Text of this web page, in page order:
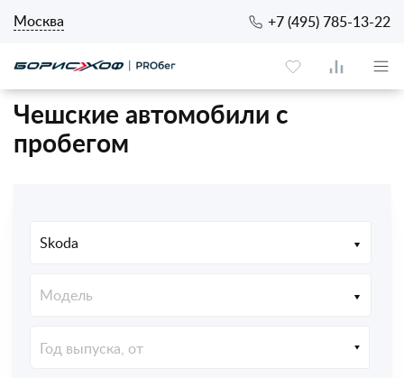
Москва +7 (495) 785-13-22
Чешские автомобили с
пробегом
Skoda
Модель
Год выпуска, от